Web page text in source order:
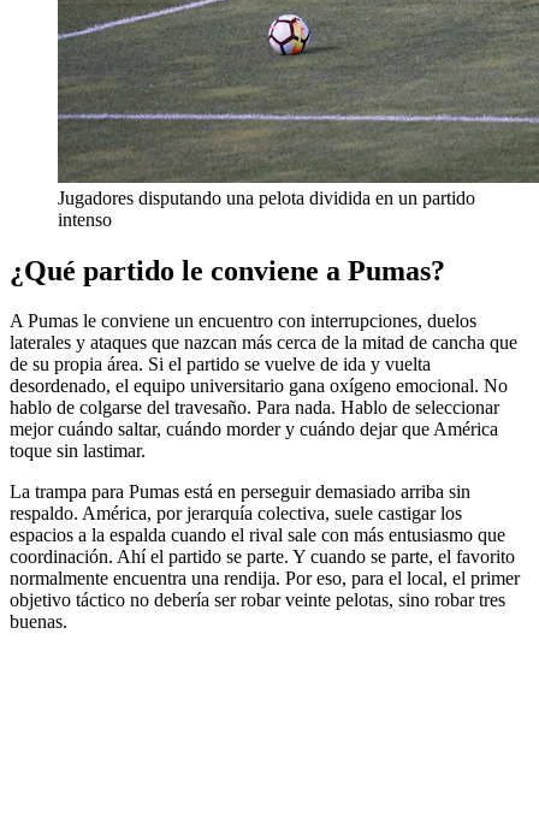
Jugadores disputando una pelota dividida en un partido
intenso
¿Qué partido le conviene a Pumas?
A Pumas le conviene un encuentro con interrupciones, duelos
laterales y ataques que nazcan más cerca de la mitad de cancha que
de su propia área. Si el partido se vuelve de ida y vuelta
desordenado, el equipo universitario gana oxígeno emocional. No
hablo de colgarse del travesaño. Para nada. Hablo de seleccionar
mejor cuándo saltar, cuándo morder y cuándo dejar que América
toque sin lastimar.
La trampa para Pumas está en perseguir demasiado arriba sin
respaldo. América, por jerarquía colectiva, suele castigar los
espacios a la espalda cuando el rival sale con más entusiasmo que
coordinación. Ahí el partido se parte. Y cuando se parte, el favorito
normalmente encuentra una rendija. Por eso, para el local, el primer
objetivo táctico no debería ser robar veinte pelotas, sino robar tres
buenas.